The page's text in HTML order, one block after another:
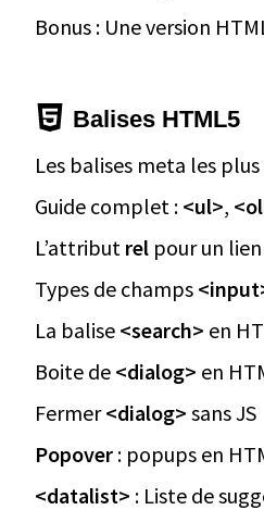
Bonus : Une version
Balises HTML5
Les balises meta les
Guide complet : <ul>,
L’attribut rel pour un
Types de champs
La balise <search> en
Boite de <dialog> en
Fermer<dialog> sans JS
Popover : popups en
<datalist> : Liste de